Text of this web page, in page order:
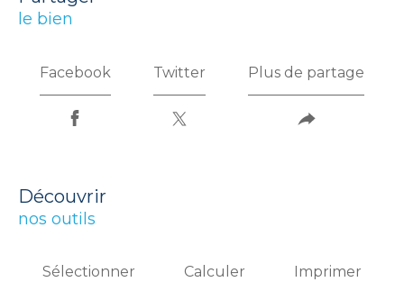
le bien
Facebook Twitter Plus de partage
découvrir
nos outils
Sélectionner Calculer Imprimer